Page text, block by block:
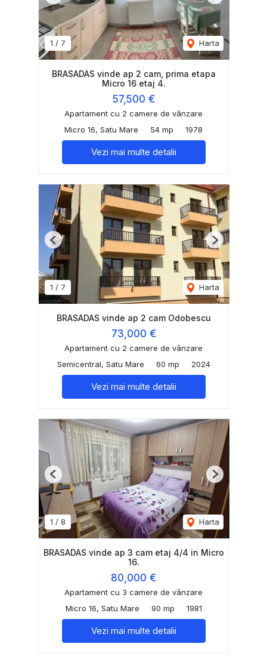
1 / 7 Harta
BRASADAS vinde ap 2 cam, prima etapa
Micro 16 etaj 4.
57,500 €
Apartament cu 2 camere de vânzare
Micro 16, Satu Mare
54 mp 1978
Vezi mai multe detalii
1 / 7 Harta
Previous Next
BRASADAS vinde ap 2 cam Odobescu
73,000 €
Apartament cu 2 camere de vânzare
Semicentral, Satu Mare
60 mp 2024
Vezi mai multe detalii
1 / 8 Harta
Previous Next
BRASADAS vinde ap 3 cam etaj 4/4 in Micro
16.
80,000 €
Apartament cu 3 camere de vânzare
Micro 16, Satu Mare
90 mp 1981
Vezi mai multe detalii